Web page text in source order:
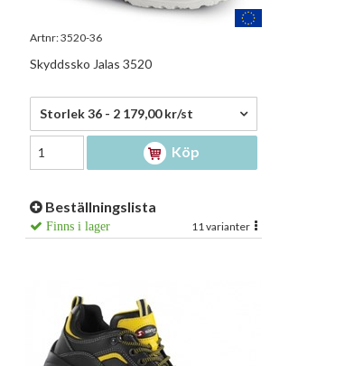
Artnr:3520-36
Skyddssko Jalas 3520
2 179,00 kr/st
Storlek 36 - 2 179,00 kr/st
Köp
Beställningslista
Finns i lager 11 varianter